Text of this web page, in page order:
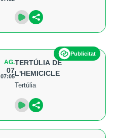
Publicitat
AG.
07
07:05
TERTÚLIA DE
L'HEMICICLE
Tertúlia